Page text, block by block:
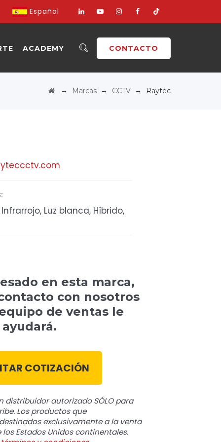
Español
CONTACTO
ACADEMY
→ Marcas → CCTV → Raytec
Luz blanca, Híbrido,
en esta marca,
con nosotros
de ventas le
ayudará.
COTIZACIÓN
distribuidor autorizado SÓLO para
Los productos que
exclusivamente a la venta
Estados Unidos continentales.